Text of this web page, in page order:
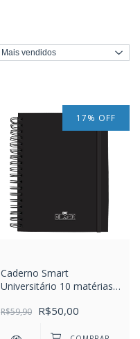
17% OFF
Caderno Smart
Universitário 10 matérias
All Black
R$59,90 R$50,00